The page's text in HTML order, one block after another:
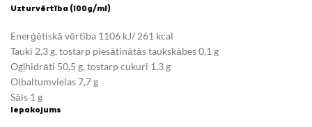
Uzturvērtība (100g/ml)
Enerģētiskā vērtība 1106 kJ/ 261 kcal
Tauki 2,3 g, tostarp piesātinātās taukskābes 0,1 g
Ogļhidrāti 50,5 g, tostarp cukuri 1,3 g
Olbaltumvielas 7,7 g
Sāls 1 g
Iepakojums